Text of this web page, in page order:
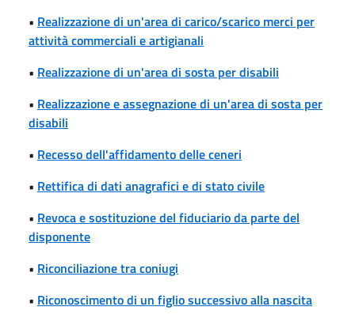
• Realizzazione di un'area di carico/scarico merci per
attività commerciali e artigianali
• Realizzazione di un'area di sosta per disabili
• Realizzazione e assegnazione di un'area di sosta per
disabili
• Recesso dell'affidamento delle ceneri
• Rettifica di dati anagrafici e di stato civile
• Revoca e sostituzione del fiduciario da parte del
disponente
• Riconciliazione tra coniugi
• Riconoscimento di un figlio successivo alla nascita